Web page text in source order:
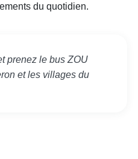
du quotidien.
prenez le bus ZOU
et les villages du